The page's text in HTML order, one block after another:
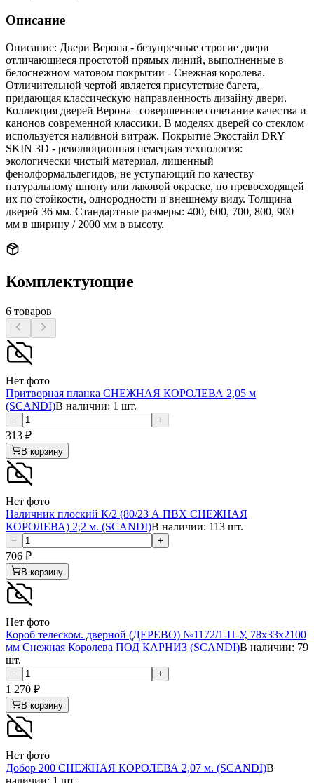
Описание
Описание: Двери Верона - безупречные строгие двери
отличающиеся простотой прямых линий, выполненные в
белоснежном матовом покрытии - Снежная королева.
Отличительной чертой является присутствие багета,
придающая классическую направленность дизайну двери.
Коллекция дверей Верона– совершенное сочетание качества и
канонов современной классики. В моделях дверей со стеклом
используется наливной витраж. Покрытие Экостайл DRY
SKIN 3D - революционная немецкая технология:
экологически чистый материал, лишенный
фенолформальдегидов, не уступающий по качеству
натуральному шпону или лаковой окраске, но превосходящей
их по стойкости, однородности и внешнему виду. Толщина
дверей 36 мм. Стандартные размеры: 400, 600, 700, 800, 900
мм в ширину / 2000 мм в высоту.
Комплектующие
6 товаров
Нет фото
Притворная планка СНЕЖНАЯ КОРОЛЕВА 2,05 м
(SCANDI)В наличии: 1 шт.
− +
313 ₽
В корзину
Нет фото
Наличник плоский К/2 (80/23 А ПВХ СНЕЖНАЯ
КОРОЛЕВА) 2,2 м. (SCANDI)В наличии: 113 шт.
− +
706 ₽
В корзину
Нет фото
Короб телеском. дверной (ДЕРЕВО) №1172/1-П-У, 78х33х2100
мм Снежная Королева ПОД КАРНИЗ (SCANDI)В наличии: 79
шт.
− +
1 270 ₽
В корзину
Нет фото
Добор 200 СНЕЖНАЯ КОРОЛЕВА 2,07 м. (SCANDI)В